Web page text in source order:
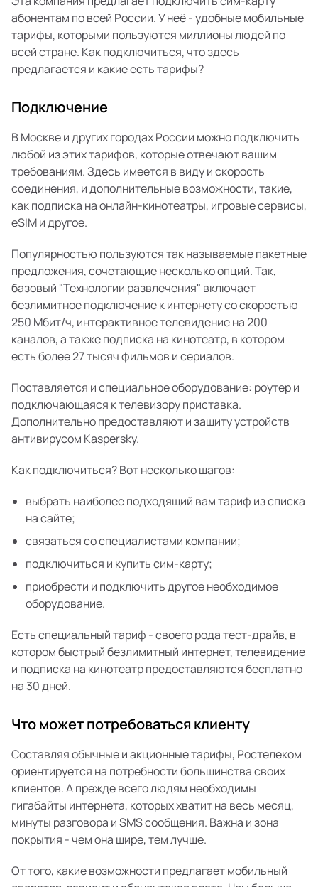
абонентам по всей России. У неё - удобные мобильные
тарифы, которыми пользуются миллионы людей по
всей стране. Как подключиться, что здесь
предлагается и какие есть тарифы?
Подключение
В Москве и других городах России можно подключить
любой из этих тарифов, которые отвечают вашим
требованиям. Здесь имеется в виду и скорость
соединения, и дополнительные возможности, такие,
как подписка на онлайн-кинотеатры, игровые сервисы,
eSIM и другое.
Популярностью пользуются так называемые пакетные
предложения, сочетающие несколько опций. Так,
базовый "Технологии развлечения" включает
безлимитное подключение к интернету со скоростью
250 Мбит/ч, интерактивное телевидение на 200
каналов, а также подписка на кинотеатр, в котором
есть более 27 тысяч фильмов и сериалов.
Поставляется и специальное оборудование: роутер и
подключающаяся к телевизору приставка.
Дополнительно предоставляют и защиту устройств
антивирусом Kaspersky.
Как подключиться? Вот несколько шагов:
выбрать наиболее подходящий вам тариф из списка
на сайте;
связаться со специалистами компании;
подключиться и купить сим-карту;
приобрести и подключить другое необходимое
оборудование.
Есть специальный тариф - своего рода тест-драйв, в
котором быстрый безлимитный интернет, телевидение
и подписка на кинотеатр предоставляются бесплатно
на 30 дней.
Что может потребоваться клиенту
Составляя обычные и акционные тарифы, Ростелеком
ориентируется на потребности большинства своих
клиентов. А прежде всего людям необходимы
гигабайты интернета, которых хватит на весь месяц,
минуты разговора и SMS сообщения. Важна и зона
покрытия - чем она шире, тем лучше.
От того, какие возможности предлагает мобильный